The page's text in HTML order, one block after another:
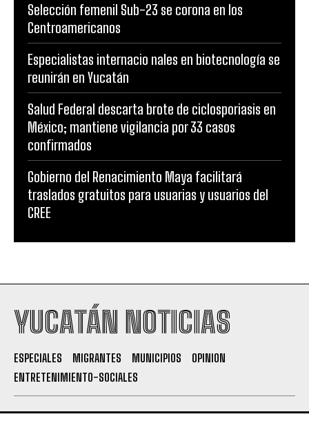
Selección femenil Sub-23 se corona en los
Centroamericanos
Especialistas internacio nales en biotecnología se
reunirán en Yucatán
Salud Federal descarta brote de ciclosporiasis en
México; mantiene vigilancia por 33 casos
confirmados
Gobierno del Renacimiento Maya facilitará
traslados gratuitos para usuarias y usuarios del
CREE
YUCATÁN NOTICIAS
ESPECIALES MIGRANTES MUNICIPIOS
OPINION
ENTRETENIMIENTO-SOCIALES